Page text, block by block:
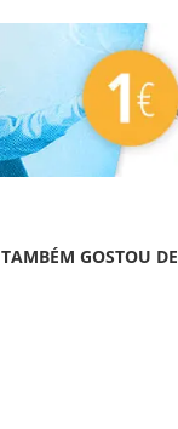
GOSTOU DE